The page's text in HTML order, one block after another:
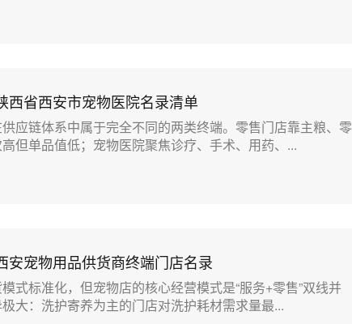
西省西安市宠物医院名录清单
应链体系中属于完全不同的两类终端。零售门店靠主粮、零
但单品值低；宠物医院聚焦诊疗、手术、用药、...
安宠物用品供货商终端门店名录
式标准化，但宠物店的核心经营模式是“服务+零售”双线并
大：洗护寄养为主的门店对洗护耗材需求量最...